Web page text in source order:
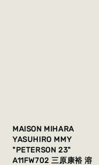
MAISON MIHARA
YASUHIRO MMY
"PETERSON 23"
A11FW702 三原康裕 溶